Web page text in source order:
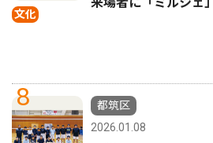
文化
来場者に「ミルシェ
8
都筑区
2026.01.08